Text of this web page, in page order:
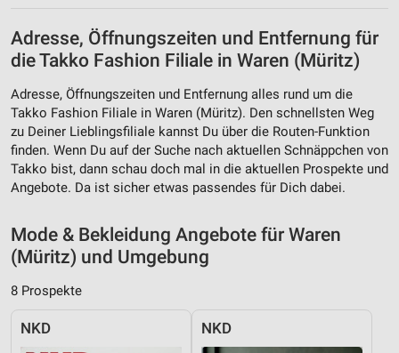
Adresse, Öffnungszeiten und Entfernung für
die Takko Fashion Filiale in Waren (Müritz)
Adresse, Öffnungszeiten und Entfernung alles rund um die
Takko Fashion Filiale in Waren (Müritz). Den schnellsten Weg
zu Deiner Lieblingsfiliale kannst Du über die Routen-Funktion
finden. Wenn Du auf der Suche nach aktuellen Schnäppchen von
Takko bist, dann schau doch mal in die aktuellen Prospekte und
Angebote. Da ist sicher etwas passendes für Dich dabei.
Mode & Bekleidung Angebote für Waren
(Müritz) und Umgebung
8 Prospekte
NKD NKD
Speichern von oder Zugriff auf Informationen
auf einem Endgerät
Verwendung reduzierter Daten zur Auswahl von
Werbeanzeigen
Erstellung von Profilen für personalisierte
Werbung
Erstellung von Profilen zur Personalisierung
von Inhalten
personalisierter Inhalte